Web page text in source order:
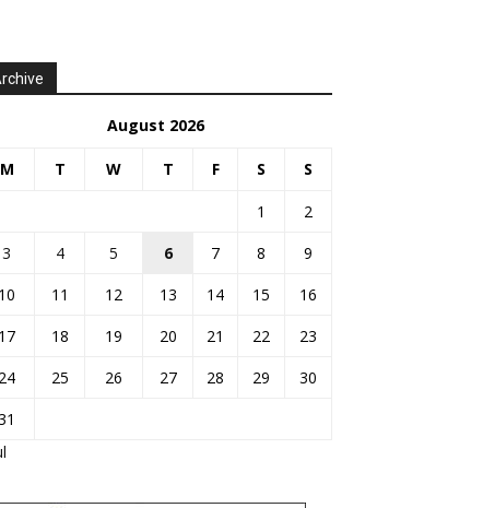
August 2026
M T W T F S S
1
2
3
4 5 6 7 8
9
10
11 12 13 14 15
16
17
18 19 20 21 22
23
24
25 26 27 28 29
30